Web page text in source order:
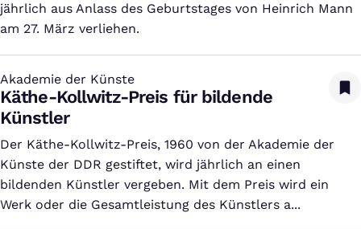
jährlich aus Anlass des Geburtstages von Heinrich Mann
am 27. März verliehen.
Akademie der Künste
:
Käthe-Kollwitz-Preis für bildende
Künstler
Der Käthe-Kollwitz-Preis, 1960 von der Akademie der
Künste der DDR gestiftet, wird jährlich an einen
bildenden Künstler vergeben. Mit dem Preis wird ein
Werk oder die Gesamtleistung des Künstlers a...